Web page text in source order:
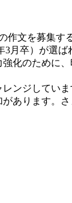
作文を募集
月卒）が選ば
のために
ジしてい
あります。